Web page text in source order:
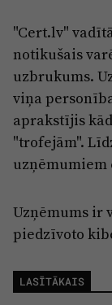
"Cert.lv"
notikušais
uzbrukums.
viņa
aprakstījis
"trofejām".
uzņēmumiem
Uzņēmums ir
piedzīvoto
LASĪTĀKAIS